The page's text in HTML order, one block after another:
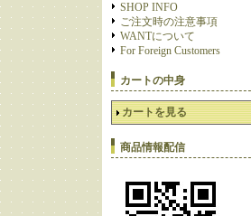
SHOP INFO
ご注文時の注意事項
WANTについて
For Foreign Customers
カートの中身
カートを見る
商品情報配信